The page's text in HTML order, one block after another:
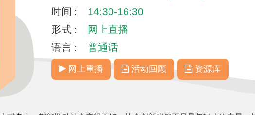
时间 :
14:30-16:30
形式 :
网上直播
语言 :
普通话
网上重播 活动回顾 资源库